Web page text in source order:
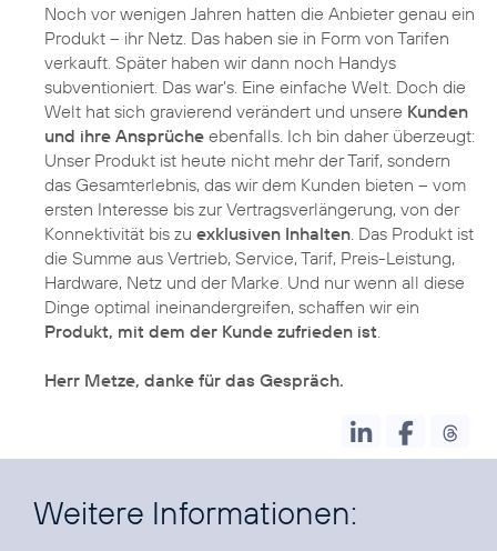
Noch vor wenigen Jahren hatten die Anbieter genau ein
Produkt – ihr Netz. Das haben sie in Form von Tarifen
verkauft. Später haben wir dann noch Handys
subventioniert. Das war’s. Eine einfache Welt. Doch die
Welt hat sich gravierend verändert und unsere Kunden
und ihre Ansprüche ebenfalls. Ich bin daher überzeugt:
Unser Produkt ist heute nicht mehr der Tarif, sondern
das Gesamterlebnis, das wir dem Kunden bieten – vom
ersten Interesse bis zur Vertragsverlängerung, von der
Konnektivität bis zu exklusiven Inhalten . Das Produkt ist
die Summe aus Vertrieb, Service, Tarif, Preis-Leistung,
Hardware, Netz und der Marke. Und nur wenn all diese
Dinge optimal ineinandergreifen, schaffen wir ein
Produkt, mit dem der Kunde zufrieden ist
Herr Metze, danke für das Gespräch.
Weitere Informationen: